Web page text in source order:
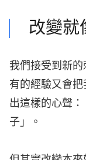
改變就
我們接受到新
有的經驗又會
出這樣的心聲
子」。